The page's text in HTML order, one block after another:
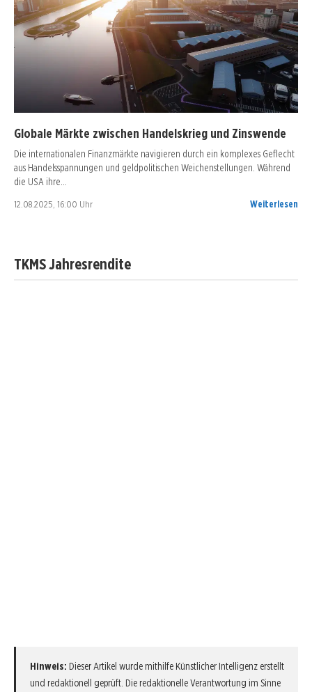
Globale Märkte zwischen Handelskrieg und Zinswende
Die internationalen Finanzmärkte navigieren durch ein komplexes Geflecht
aus Handelsspannungen und geldpolitischen Weichenstellungen. Während
die USA ihre…
12.08.2025, 16:00 Uhr Weiterlesen
TKMS Jahresrendite
Hinweis: Dieser Artikel wurde mithilfe Künstlicher Intelligenz erstellt
und redaktionell geprüft. Die redaktionelle Verantwortung im Sinne